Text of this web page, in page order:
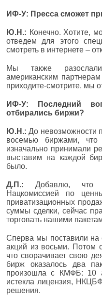
ИФ-У: Пресса сможет
Ю.Н.: Конечно. Хотите,
отведем для этого
смотреть в интернете –
Мы также
американским
приходите-смотрите, мы
ИФ-У: Последний
отбирались биржи?
Ю.Н.: До невозможности
восемью биржами,
изначально принимали
выставим на каждой
было.
Д.П.: Добавлю, что
Нацкомиссией по
приватизационных
суммы сделки, сейчас
торговать нашими
Сперва мы поставили на
акций из восьми. Потом
что сворачивает свою
бирж оказалось два
произошла с КМФБ: 10
истекла лицензия,
решения.